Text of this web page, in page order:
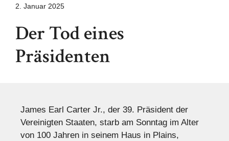
2. Januar 2025
Der Tod eines
Präsidenten
James Earl Carter Jr., der 39. Präsident der
Vereinigten Staaten, starb am Sonntag im Alter
von 100 Jahren in seinem Haus in Plains,